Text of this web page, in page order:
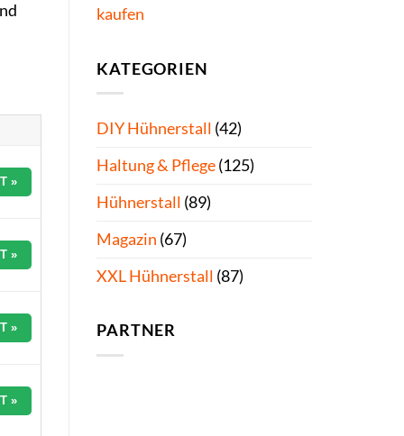
»
»
»
»
kaufen
KATEGORIEN
DIY Hühnerstall (42)
Haltung & Pflege(125)
Hühnerstall (89)
Magazin (67)
XXL Hühnerstall (87)
PARTNER